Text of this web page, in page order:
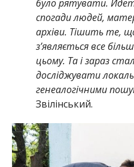
було рятувати.
спогади людей,
архіви. Тішить те,
з’являється все
цьому. Та і зараз
досліджувати
генеалогічними
Звілінський.